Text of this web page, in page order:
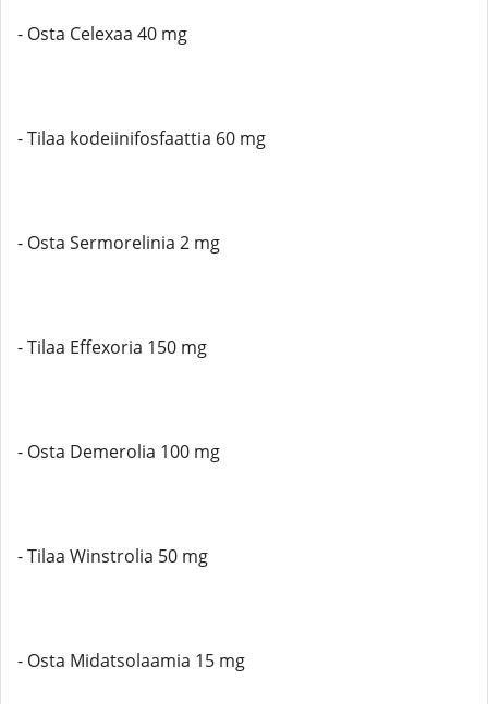
- Osta Celexaa 40 mg
- Tilaa kodeiinifosfaattia 60 mg
- Osta Sermorelinia 2 mg
- Tilaa Effexoria 150 mg
- Osta Demerolia 100 mg
- Tilaa Winstrolia 50 mg
- Osta Midatsolaamia 15 mg